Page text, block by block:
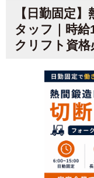
【日勤固定
タッフ｜時
クリフト資格